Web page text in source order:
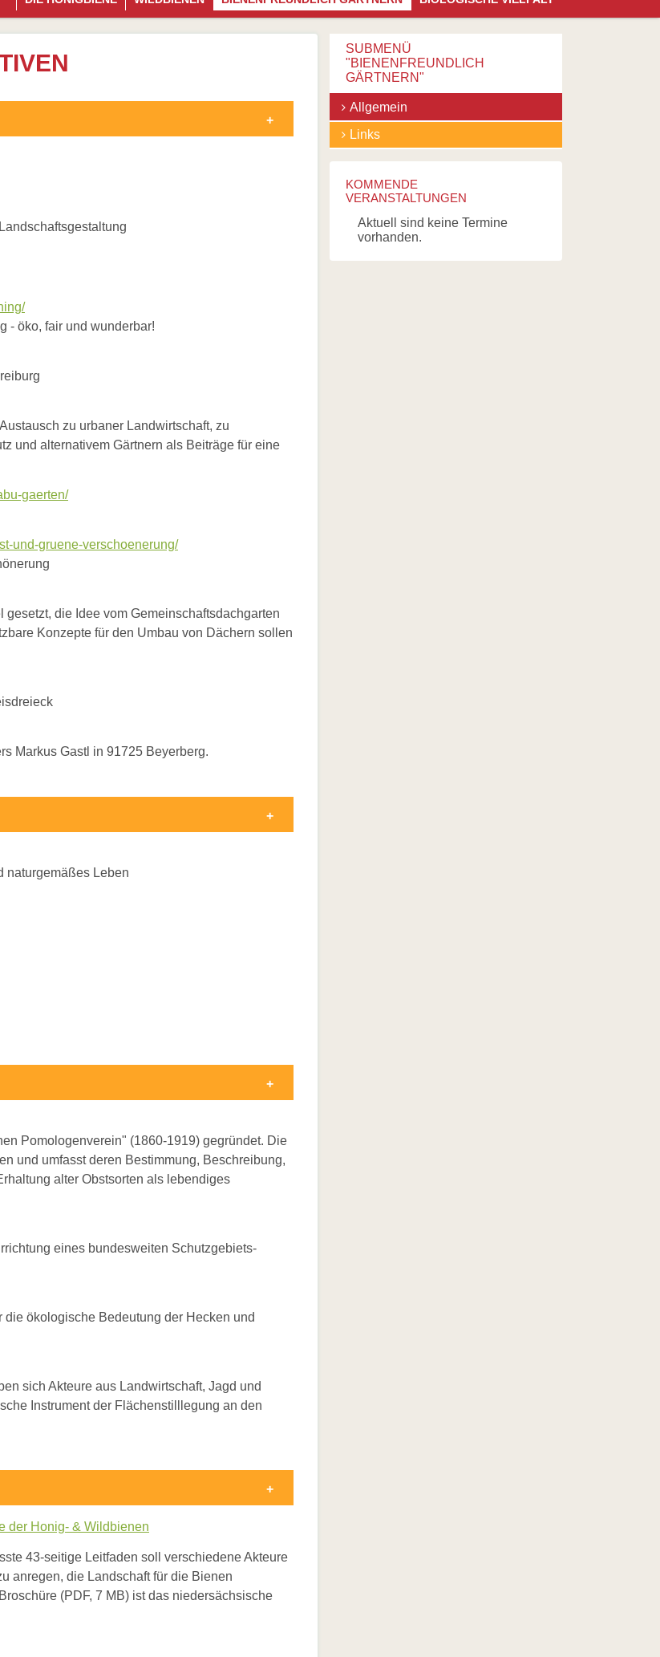
- öko, fair und wunderbar!
zu urbaner Landwirtschaft, zu
und alternativem Gärtnern als Beiträge für eine
gaerten/
und-gruene-verschoenerung/
gesetzt, die Idee vom Gemeinschaftsdachgarten
Konzepte für den Umbau von Dächern sollen
Markus Gastl in 91725 Beyerberg.
naturgemäßes Leben
Pomologenverein" (1860-1919) gegründet. Die
und umfasst deren Bestimmung, Beschreibung,
alter Obstsorten als lebendiges
eines bundesweiten Schutzgebiets-
ökologische Bedeutung der Hecken und
sich Akteure aus Landwirtschaft, Jagd und
Instrument der Flächenstilllegung an den
der Honig- & Wildbienen
43-seitige Leitfaden soll verschiedene Akteure
anregen, die Landschaft für die Bienen
(PDF, 7 MB) ist das niedersächsische
SUBMENÜ
"BIENENFREUNDLICH
GÄRTNERN"
Navigation
überspringen
Allgemein
Links
KOMMENDE
VERANSTALTUNGEN
Aktuell sind keine Termine
vorhanden.